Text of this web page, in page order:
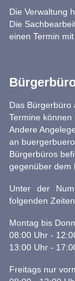
Die Verwaltung
Die
einen Termin
Das Bürgerbüro
Termine können
Andere
an
Bürgerbüros
gegenüber dem
Unter der
folgenden
Montag bis
08:00 Uhr -
13:00 Uhr -
Freitags nur